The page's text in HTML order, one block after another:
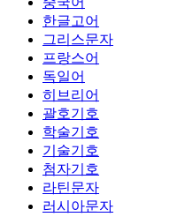
한글고어
그리스문자
프랑스어
독일어
히브리어
괄호기호
학술기호
기술기호
첨자기호
라틴문자
러시아문자